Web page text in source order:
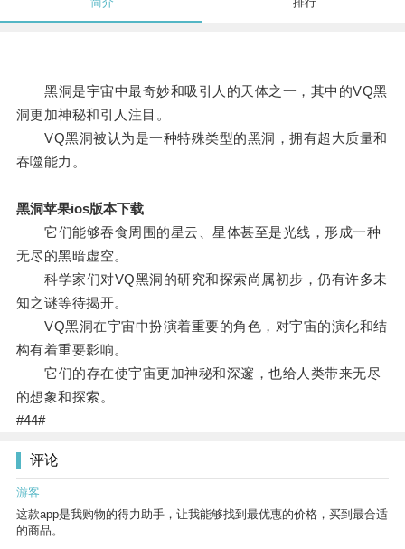
黑洞是宇宙中最奇妙和吸引人的天体之一，其中的VQ黑
洞更加神秘和引人注目。
VQ黑洞被认为是一种特殊类型的黑洞，拥有超大质量和
吞噬能力。
黑洞苹果ios版本下载
它们能够吞食周围的星云、星体甚至是光线，形成一种
无尽的黑暗虚空。
科学家们对VQ黑洞的研究和探索尚属初步，仍有许多未
知之谜等待揭开。
VQ黑洞在宇宙中扮演着重要的角色，对宇宙的演化和结
构有着重要影响。
它们的存在使宇宙更加神秘和深邃，也给人类带来无尽
的想象和探索。
#44#
评论
游客
这款app是我购物的得力助手，让我能够找到最优惠的价格，买到最合适
的商品。